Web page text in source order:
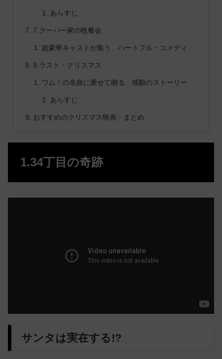
あらすじ
7.クーパー家の晩餐会
超豪華キャストが集う、ハートフル・コメディ
8.ラスト・クリスマス
ワム！の名曲に乗せて贈る、感動のストーリー
あらすじ
おすすめのクリスマス映画・まとめ
1.34丁目の奇跡
サンタは実在する!?